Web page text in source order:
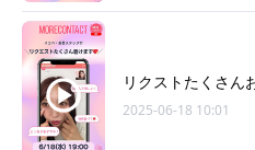
リクストたくさ
2025-06-18 10:01